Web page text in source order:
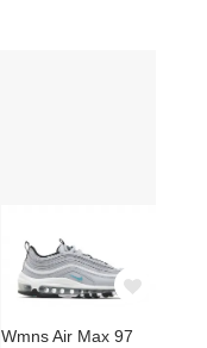
Wmns Air Max 97